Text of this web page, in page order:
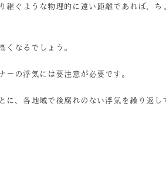
継ぐような物理的に遠い距離であれば、
くなるでしょう。
ーの浮気には要注意が必要です。
、各地域で後腐れのない浮気を繰り返し